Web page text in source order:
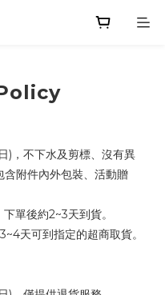
)，不下水及剪標、沒有異
附件內外包裝、活動贈
單後約2~3天到貨。
到指定的超商取貨。